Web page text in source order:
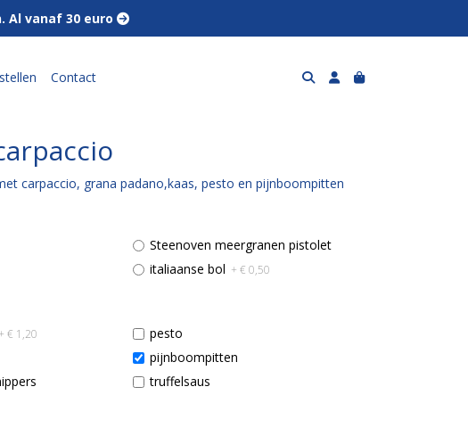
Al vanaf 30 euro 
Contact
carpaccio, grana padano,kaas, pesto en pijnboompitten
Steenoven meergranen pistolet
italiaanse bol + € 0,50
+ € 1,20
pesto
pijnboompitten
truffelsaus